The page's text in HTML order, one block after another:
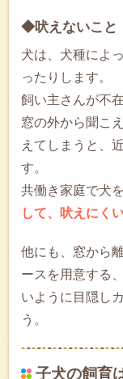
◆吠えないこと
犬は、犬種によ
ったりします。
飼い主さんが不
窓の外から聞こ
えてしまうと、
す。
共働き家庭で犬
して、吠えにく
他にも、窓から
ースを用意する
いように目隠し
う。
子犬の飼育